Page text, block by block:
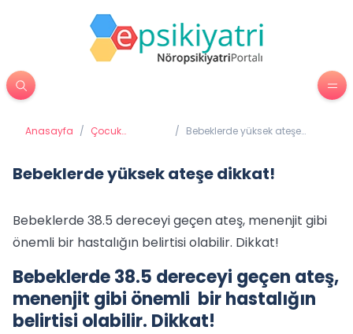
Anasayfa / Çocuk
/ Bebeklerde yüksek ateşe
Bebeklerde yüksek ateşe dikkat!
Bebeklerde 38.5 dereceyi geçen ateş, menenjit gibi
önemli bir hastalığın belirtisi olabilir. Dikkat!
Bebeklerde 38.5 dereceyi geçen ateş,
menenjit gibi önemli bir hastalığın
belirtisi olabilir. Dikkat!